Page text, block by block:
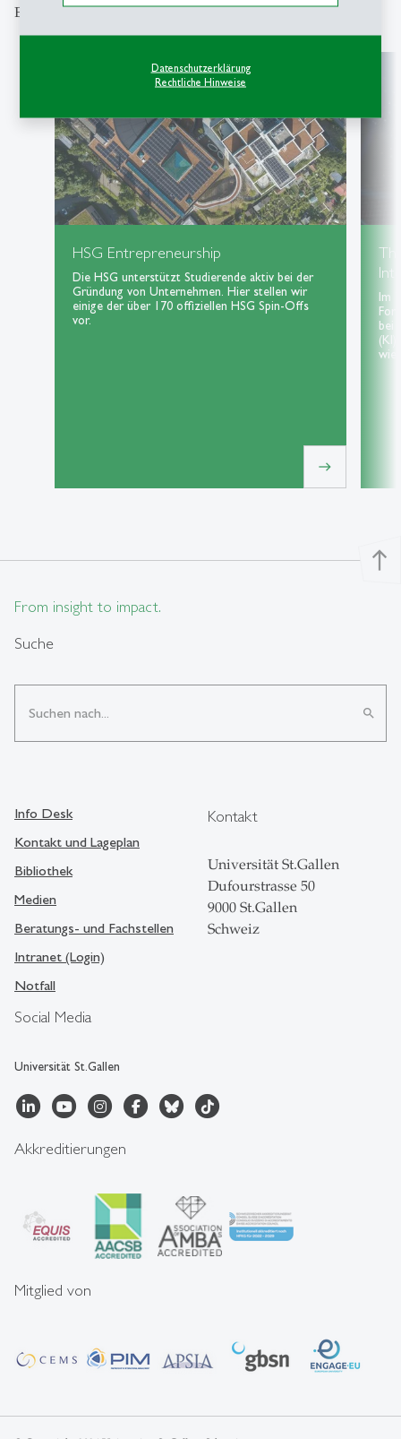
Datenschutzerklärung
Rechtliche Hinweise
Entdecken Sie unsere Themenschwerpunkte
HSG Entrepreneurship
Die HSG unterstützt Studierende aktiv bei der
Gründung von Unternehmen. Hier stellen wir
einige der über 170 offiziellen HSG Spin-Offs
vor.
east
Im
bei
(KI)
wie
north
From insight to impact.
Suche
search
Social Media
Universität St.Gallen
Info Desk
Kontakt und Lageplan
Bibliothek
Medien
Beratungs- und Fachstellen
Intranet (Login)
Notfall
Kontakt
Universität St.Gallen
Dufourstrasse 50
9000 St.Gallen
Schweiz
Akkreditierungen
Mitglied von